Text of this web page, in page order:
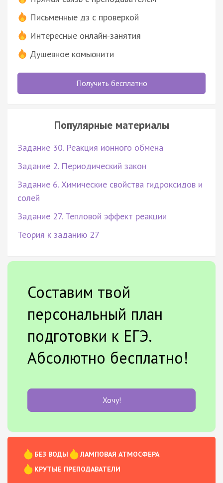
Письменные дз с проверкой
Интересные онлайн-занятия
Душевное комьюнити
Получить бесплатно
Популярные материалы
Задание 30. Реакция ионного обмена
Задание 2. Периодический закон
Задание 6. Химические свойства гидроксидов и
солей
Задание 27. Тепловой эффект реакции
Теория к заданию 27
Составим твой
персональный план
подготовки к ЕГЭ.
Абсолютно бесплатно!
Хочу!
БЕЗ ВОДЫ
ЛАМПОВАЯ АТМОСФЕРА
КРУТЫЕ ПРЕПОДАВАТЕЛИ